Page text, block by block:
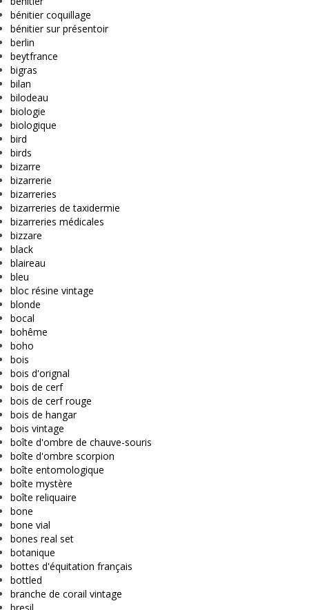
bénitier coquillage
bénitier sur présentoir
berlin
beytfrance
bigras
bilan
bilodeau
biologie
biologique
bird
birds
bizarre
bizarrerie
bizarreries
bizarreries de taxidermie
bizarreries médicales
bizzare
black
blaireau
bleu
bloc résine vintage
blonde
bocal
bohême
boho
bois
bois d'orignal
bois de cerf
bois de cerf rouge
bois de hangar
bois vintage
boîte d'ombre de chauve-souris
boîte d'ombre scorpion
boîte entomologique
boîte mystère
boîte reliquaire
bone
bone vial
bones real set
botanique
bottes d'équitation français
bottled
branche de corail vintage
bresil